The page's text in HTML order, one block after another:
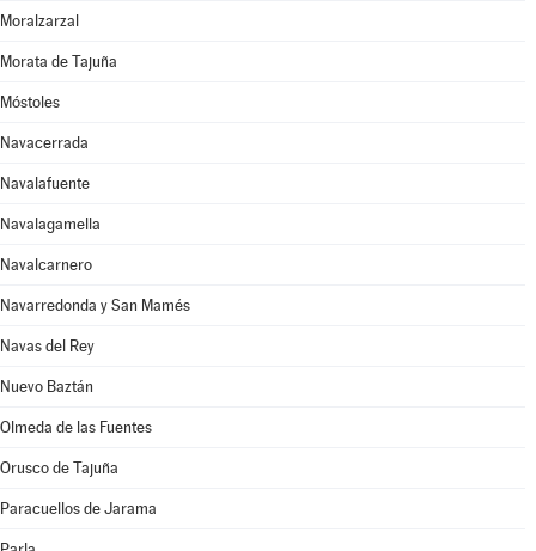
Moralzarzal
Morata de Tajuña
Móstoles
Navacerrada
Navalafuente
Navalagamella
Navalcarnero
Navarredonda y San Mamés
Navas del Rey
Nuevo Baztán
Olmeda de las Fuentes
Orusco de Tajuña
Paracuellos de Jarama